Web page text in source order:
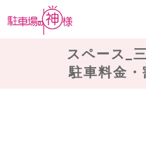
スペース_
駐車料金・